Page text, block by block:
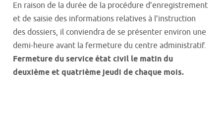
En raison de la durée de la procédure d’enregistrement
et de saisie des informations relatives à l’instruction
des dossiers, il conviendra de se présenter environ une
demi-heure avant la fermeture du centre administratif.
Fermeture du service état civil le matin du
deuxième et quatrième jeudi de chaque mois.